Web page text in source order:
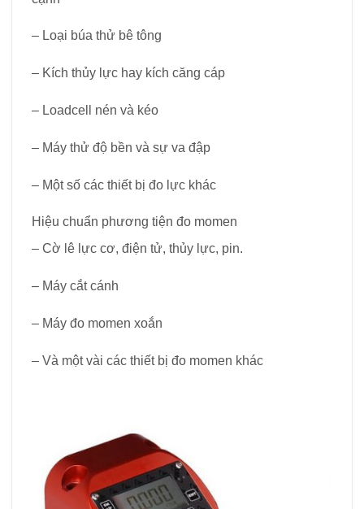
– Loại búa thử bê tông
– Kích thủy lực hay kích căng cáp
– Loadcell nén và kéo
– Máy thử độ bền và sự va đập
– Một số các thiết bị đo lực khác
Hiệu chuẩn phương tiện đo momen
– Cờ lê lực cơ, điện tử, thủy lực, pin.
– Máy cắt cánh
– Máy đo momen xoắn
– Và một vài các thiết bị đo momen khác